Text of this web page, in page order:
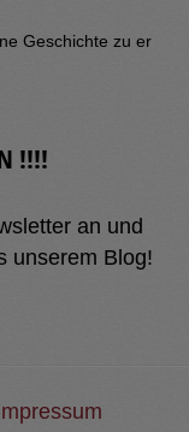
Geschichte zu er
!!!!
an und
unserem Blog!